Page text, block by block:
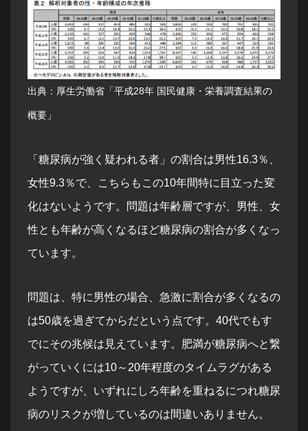
出典：厚生労働省「 平成28年 国民健康・栄養調査結果の
概要 」
「糖尿病が強く疑われる者」の割合は男性16.3％、
女性9.3％で、こちらもこの10年間特に目立った変
化はないようです。問題は年齢層ですが、男性、女
性とも年齢が高くなるほど糖尿病の割合が多くなっ
ています。
問題は、特に男性の場合、急激に割合が多くなるの
は50歳を過ぎてからだという点です。40代でもす
でにその兆候は見えています。肥満が糖尿病へと繋
がっていくには10～20年程度のタイムラグがある
ようですが、いずれにしろ年齢を重ねるにつれ糖尿
病のリスクが増しているのは間違いありません。